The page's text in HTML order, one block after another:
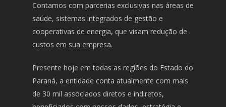
Contamos com parcerias exclusivas nas áreas de
saúde, sistemas integrados de gestão e
cooperativas de energia, que visam redução de
custos em sua empresa.
Presente hoje em todas as regiões do Estado do
Paraná, a entidade conta atualmente com mais
de 30 mil associados diretos e indiretos,